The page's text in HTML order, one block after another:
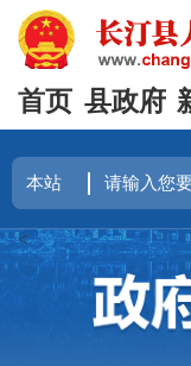
首页 县政府
<